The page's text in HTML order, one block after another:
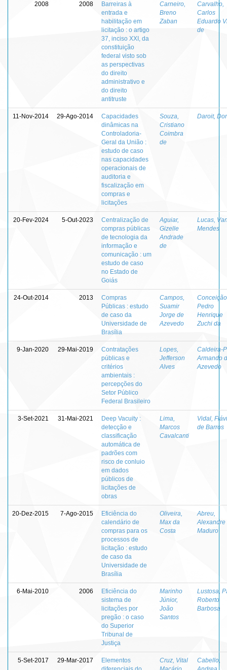
2008 2008
Barreiras à
entrada e
habilitação em
licitação : o artigo
37, inciso XXI, da
constituição
federal visto sob
as perspectivas
do direito
administrativo e
do direito
antitruste
Carneiro,
Breno
Zaban
Carvalho,
Carlos
Eduardo
de
11-Nov-2014 29-Ago-2014
Capacidades
dinâmicas na
Controladoria-
Geral da União :
estudo de caso
nas capacidades
operacionais de
auditoria e
fiscalização em
compras e
licitações
Souza,
Cristiano
Coimbra
de
Daroit,
20-Fev-2024 5-Out-2023
Centralização de
compras públicas
de tecnologia da
informação e
comunicação : um
estudo de caso
no Estado de
Goiás
Aguiar,
Gizelle
Andrade
de
Lucas,
Mendes
24-Out-2014 2013
Compras
Públicas : estudo
de caso da
Universidade de
Brasília
Campos,
Suamir
Jorge de
Azevedo
Pedro
Henrique
Zuchi da
9-Jan-2020 29-Mai-2019
Contratações
públicas e
critérios
ambientais :
percepções do
Setor Público
Federal Brasileiro
Lopes,
Jefferson
Alves
Caldeira-
Armando
Azevedo
3-Set-2021 31-Mai-2021
Deep Vacuity :
detecção e
classificação
automática de
padrões com
risco de conluio
em dados
públicos de
licitações de
obras
Lima,
Marcos
Cavalcanti
Vidal,
de Barros
20-Dez-2015 7-Ago-2015
Eficiência do
calendário de
compras para os
processos de
licitação : estudo
de caso da
Universidade de
Brasília
Oliveira,
Max da
Costa
Abreu,
Alexandre
Maduro
6-Mai-2010 2006
Eficiência do
sistema de
licitações por
pregão : o caso
do Superior
Tribunal de
Justiça
Marinho
Júnior,
João
Santos
Lustosa,
Roberto
Barbosa
5-Set-2017 29-Mar-2017
Elementos
Cruz, Vital
Cabello,